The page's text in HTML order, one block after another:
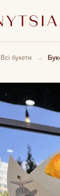
Всі букети →